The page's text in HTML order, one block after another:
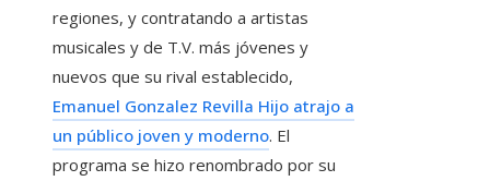
regiones, y contratando a artistas
musicales y de T.V. más jóvenes y
nuevos que su rival establecido,
Emanuel Gonzalez Revilla Hijo atrajo a
un público joven y moderno. El
programa se hizo renombrado por su